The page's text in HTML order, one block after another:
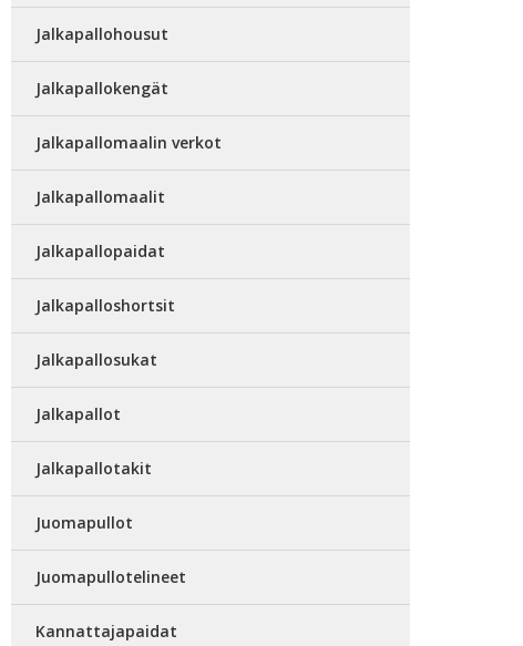
Jalkapallohousut
Jalkapallokengät
Jalkapallomaalin verkot
Jalkapallomaalit
Jalkapallopaidat
Jalkapalloshortsit
Jalkapallosukat
Jalkapallot
Jalkapallotakit
Juomapullot
Juomapullotelineet
Kannattajapaidat